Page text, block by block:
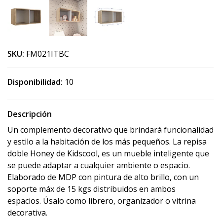
SKU: FM021ITBC
Disponibilidad: 10
Descripción
Un complemento decorativo que brindará funcionalidad
y estilo a la habitación de los más pequeños. La repisa
doble Honey de Kidscool, es un mueble inteligente que
se puede adaptar a cualquier ambiente o espacio.
Elaborado de MDP con pintura de alto brillo, con un
soporte máx de 15 kgs distribuidos en ambos
espacios. Úsalo como librero, organizador o vitrina
decorativa.